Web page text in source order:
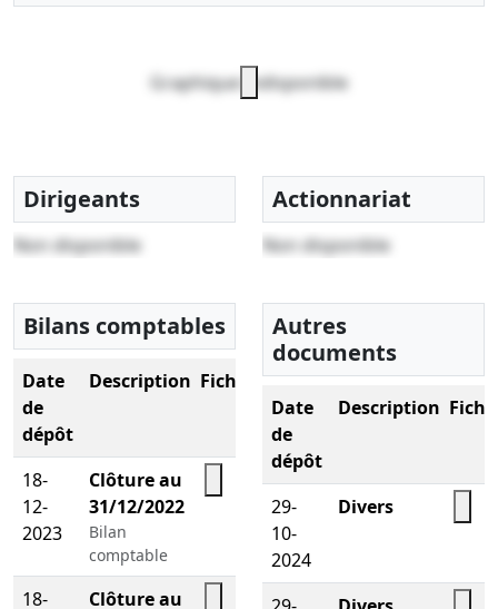
Graphique indisponible
Dirigeants
Non disponible
Actionnariat
Non disponible
Bilans comptables
Date
de
dépôt
Description Fichier
18-
12-
2023
Clôture au
31/12/2022
Bilan
comptable
18-
Clôture au
Autres
documents
Date
de
dépôt
Description
29-
10-
2024
Divers